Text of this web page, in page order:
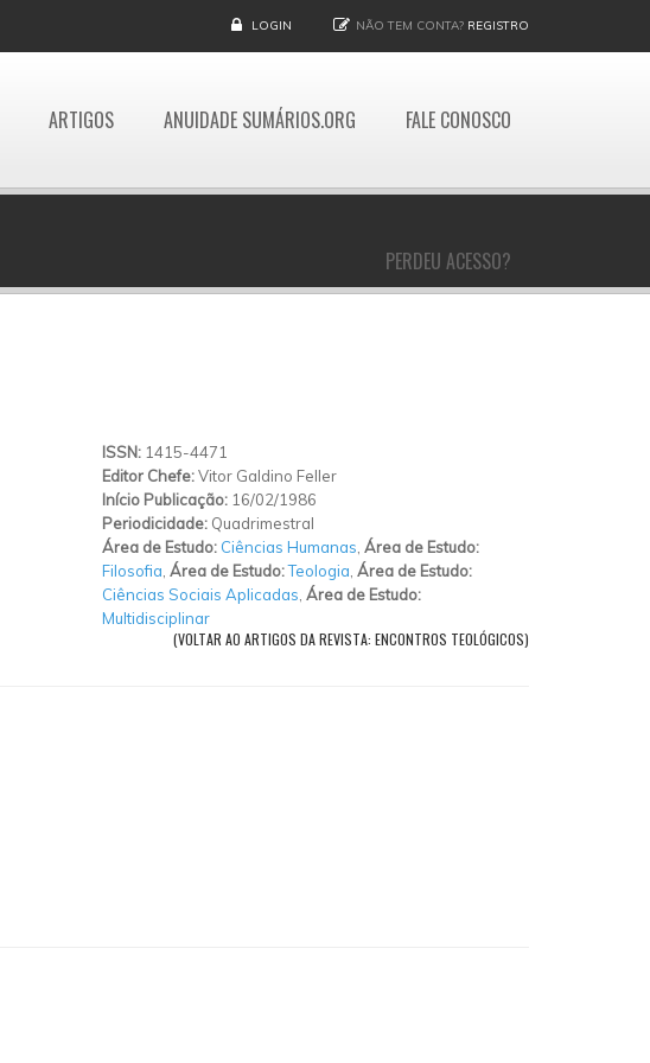
LOGIN NÃO TEM CONTA? REGISTRO
ARTIGOS ANUIDADE SUMÁRIOS.ORG FALE CONOSCO
PERDEU ACESSO?
ISSN: 1415-4471
Editor Chefe:Vitor Galdino Feller
Início Publicação: 16/02/1986
Periodicidade: Quadrimestral
Área de Estudo: Ciências Humanas Área de Estudo:
Filosofia Área de Estudo:Teologia Área de Estudo:
Ciências Sociais Aplicadas Área de Estudo:
Multidisciplinar
(VOLTAR AO ARTIGOS DA REVISTA: ENCONTROS TEOLÓGICOS)